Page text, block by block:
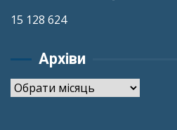
15 128 624
Архіви
Архіви